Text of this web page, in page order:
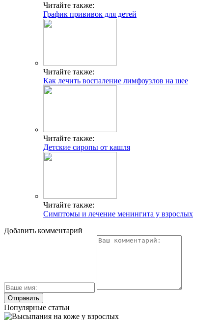
Читайте также:
График прививок для детей
Читайте также:
Как лечить воспаление лимфоузлов на шее
Читайте также:
Детские сиропы от кашля
Читайте также:
Симптомы и лечение менингита у взрослых
Добавить комментарий
Популярные статьи